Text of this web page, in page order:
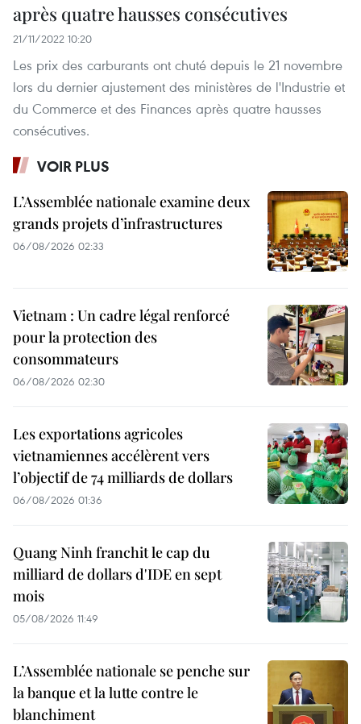
après quatre hausses consécutives
21/11/2022 10:20
Les prix des carburants ont chuté depuis le 21 novembre
lors du dernier ajustement des ministères de l'Industrie et
du Commerce et des Finances après quatre hausses
consécutives. ​
VOIR PLUS
L’Assemblée nationale examine deux
grands projets d’infrastructures
06/08/2026 02:33
Vietnam : Un cadre légal renforcé
pour la protection des
consommateurs
06/08/2026 02:30
Les exportations agricoles
vietnamiennes accélèrent vers
l’objectif de 74 milliards de dollars
06/08/2026 01:36
Quang Ninh franchit le cap du
milliard de dollars d'IDE en sept
mois
05/08/2026 11:49
L’Assemblée nationale se penche sur
la banque et la lutte contre le
blanchiment